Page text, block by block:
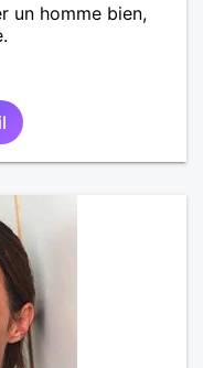
un homme bien,